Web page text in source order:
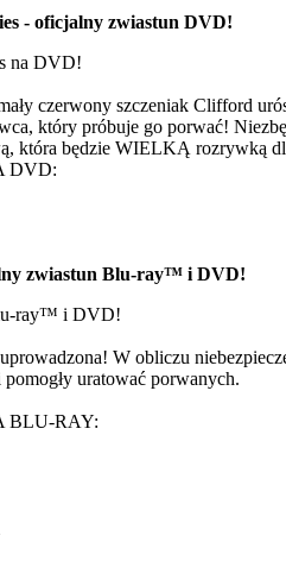
- oficjalny zwiastun DVD!
na DVD!
czerwony szczeniak Clifford
który próbuje go porwać!
która będzie WIELKĄ rozrywką
DVD:
zwiastun Blu-ray™ i DVD!
ray™ i DVD!
W obliczu
uratować porwanych.
BLU-RAY: